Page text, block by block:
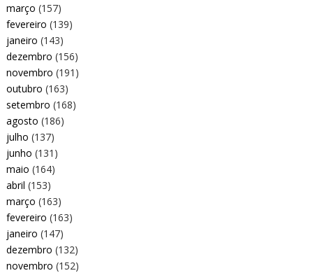
março (157)
fevereiro (139)
janeiro (143)
dezembro (156)
novembro (191)
outubro (163)
setembro (168)
agosto (186)
julho (137)
junho (131)
maio (164)
abril (153)
março (163)
fevereiro (163)
janeiro (147)
dezembro (132)
novembro (152)